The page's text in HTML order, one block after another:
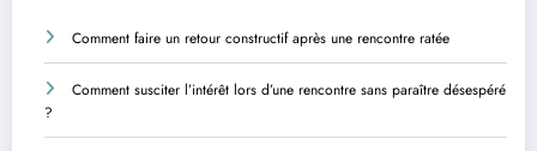
Comment faire un retour constructif après une rencontre ratée
Comment susciter l’intérêt lors d’une rencontre sans paraître désespéré
?